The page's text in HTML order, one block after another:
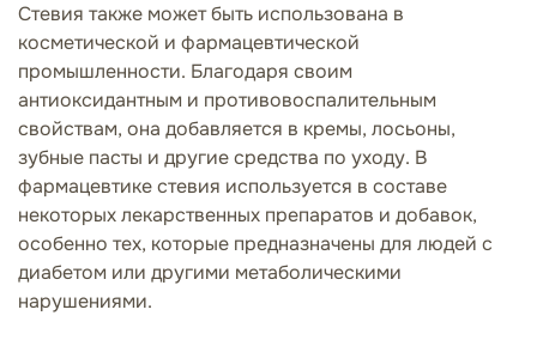
Стевия также может быть использована в
косметической и фармацевтической
промышленности. Благодаря своим
антиоксидантным и противовоспалительным
свойствам, она добавляется в кремы, лосьоны,
зубные пасты и другие средства по уходу. В
фармацевтике стевия используется в составе
некоторых лекарственных препаратов и добавок,
особенно тех, которые предназначены для людей с
диабетом или другими метаболическими
нарушениями.